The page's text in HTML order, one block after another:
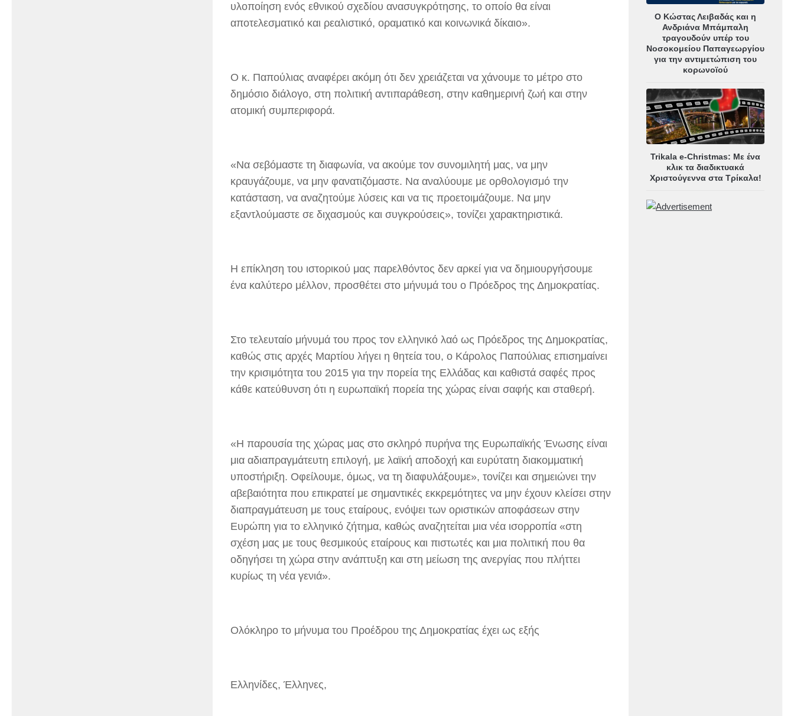
υλοποίηση ενός εθνικού σχεδίου ανασυγκρότησης, το οποίο θα είναι
αποτελεσματικό και ρεαλιστικό, οραματικό και κοινωνικά δίκαιο».
Ο κ. Παπούλιας αναφέρει ακόμη ότι δεν χρειάζεται να χάνουμε το μέτρο στο
δημόσιο διάλογο, στη πολιτική αντιπαράθεση, στην καθημερινή ζωή και στην
ατομική συμπεριφορά.
«Να σεβόμαστε τη διαφωνία, να ακούμε τον συνομιλητή μας, να μην
κραυγάζουμε, να μην φανατιζόμαστε. Να αναλύουμε με ορθολογισμό την
κατάσταση, να αναζητούμε λύσεις και να τις προετοιμάζουμε. Να μην
εξαντλούμαστε σε διχασμούς και συγκρούσεις», τονίζει χαρακτηριστικά.
Η επίκληση του ιστορικού μας παρελθόντος δεν αρκεί για να δημιουργήσουμε
ένα καλύτερο μέλλον, προσθέτει στο μήνυμά του ο Πρόεδρος της Δημοκρατίας.
Στο τελευταίο μήνυμά του προς τον ελληνικό λαό ως Πρόεδρος της Δημοκρατίας,
καθώς στις αρχές Μαρτίου λήγει η θητεία του, ο Κάρολος Παπούλιας επισημαίνει
την κρισιμότητα του 2015 για την πορεία της Ελλάδας και καθιστά σαφές προς
κάθε κατεύθυνση ότι η ευρωπαϊκή πορεία της χώρας είναι σαφής και σταθερή.
«Η παρουσία της χώρας μας στο σκληρό πυρήνα της Ευρωπαϊκής Ένωσης είναι
μια αδιαπραγμάτευτη επιλογή, με λαϊκή αποδοχή και ευρύτατη διακομματική
υποστήριξη. Οφείλουμε, όμως, να τη διαφυλάξουμε», τονίζει και σημειώνει την
αβεβαιότητα που επικρατεί με σημαντικές εκκρεμότητες να μην έχουν κλείσει στην
διαπραγμάτευση με τους εταίρους, ενόψει των οριστικών αποφάσεων στην
Ευρώπη για το ελληνικό ζήτημα, καθώς αναζητείται μια νέα ισορροπία «στη
σχέση μας με τους θεσμικούς εταίρους και πιστωτές και μια πολιτική που θα
οδηγήσει τη χώρα στην ανάπτυξη και στη μείωση της ανεργίας που πλήττει
κυρίως τη νέα γενιά».
Ολόκληρο το μήνυμα του Προέδρου της Δημοκρατίας έχει ως εξής
Ελληνίδες, Έλληνες,
Ο Κώστας Λειβαδάς και η
Ανδριάνα Μπάμπαλη
τραγουδούν υπέρ του
Νοσοκομείου Παπαγεωργίου
για την αντιμετώπιση του
κορωνοϊού
Trikala e-Christmas: Με ένα
κλικ τα διαδικτυακά
Χριστούγεννα στα Τρίκαλα!